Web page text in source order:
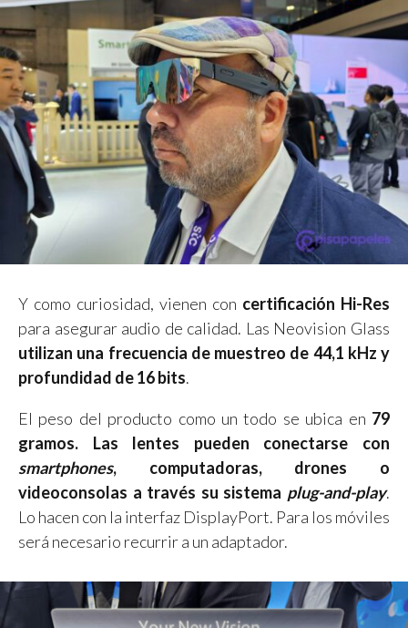
Y como curiosidad, vienen con certificación Hi-Res
para asegurar audio de calidad. Las Neovision Glass
utilizan una frecuencia de muestreo de 44,1 kHz y
profundidad de 16 bits.
El peso del producto como un todo se ubica en 79
gramos. Las lentes pueden conectarse con
smartphones, computadoras, drones o
videoconsolas a través su sistema plug-and-play.
Lo hacen con la interfaz DisplayPort. Para los móviles
será necesario recurrir a un adaptador.